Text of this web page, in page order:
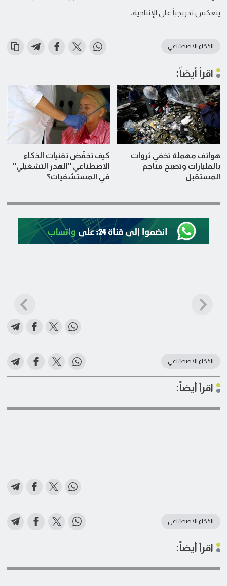
ينعكس تدريجياً على الإنتاجية.
الذكاء الاصطناعي
اقرأ أيضاً:
هواتف مهملة تخفي ثروات
بالمليارات وتصبح مناجم
المستقبل
كيف تخفّض تقنيات الذكاء
الاصطناعي "الهدر التشغيلي"
في المستشفيات؟
الذكاء الاصطناعي
اقرأ أيضاً:
الذكاء الاصطناعي
اقرأ أيضاً: